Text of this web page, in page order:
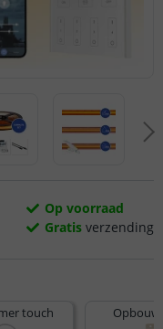
touch
Op voorraad
Gratis verzending